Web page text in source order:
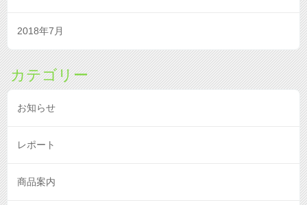
2018年7月
カテゴリー
お知らせ
レポート
商品案内